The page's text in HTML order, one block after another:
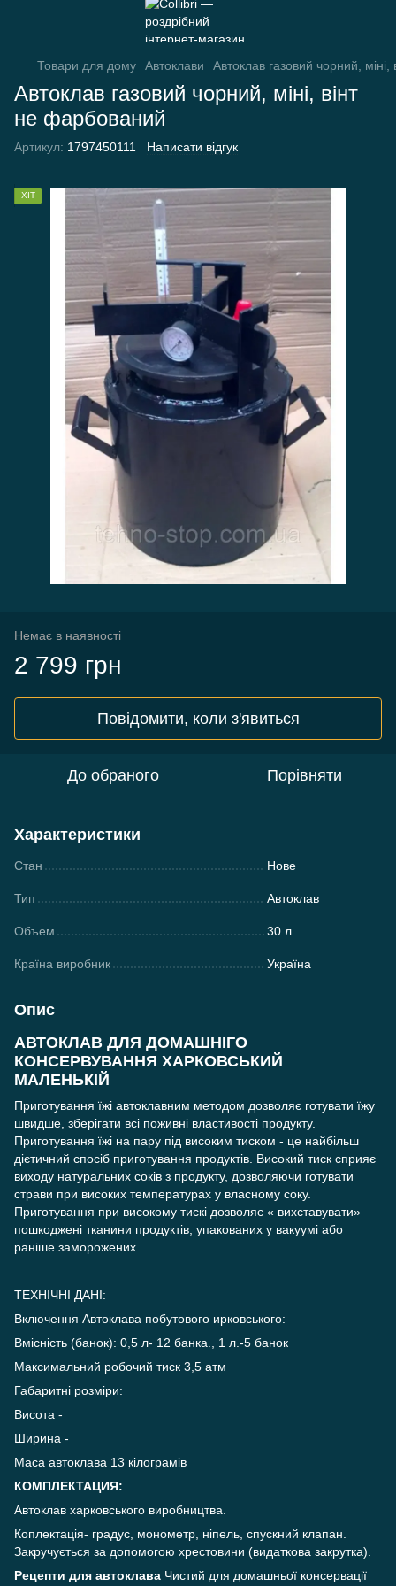
Товари для дому Автоклави Автоклав газовий чорний,
Автоклав газовий чорний, міні, вінт
не фарбований
Артикул: 1797450111 Написати відгук
ХІТ
Немає в наявності
2 799 грн
Повідомити, коли з'явиться
До обраного Порівняти
Характеристики
Стан Нове
Тип Автоклав
Объем 30 л
Країна виробник Україна
Опис
АВТОКЛАВ ДЛЯ ДОМАШНІГО
КОНСЕРВУВАННЯ ХАРКОВСЬКИЙ
МАЛЕНЬКІЙ
Приготування їжі автоклавним методом дозволяє готувати їжу
швидше, зберігати всі поживні властивості продукту.
Приготування їжі на пару під високим тиском - це найбільш
дієтичний спосіб приготування продуктів. Високий тиск сприяє
виходу натуральних соків з продукту, дозволяючи готувати
страви при високих температурах у власному соку.
Приготування при високому тискі дозволяє « вихставувати»
пошкоджені тканини продуктів, упакованих у вакуумі або
раніше заморожених.
ТЕХНІЧНІ ДАНІ:
Включення Автоклава побутового ирковського:
Вмісність (банок): 0,5 л- 12 банка., 1 л.-5 банок
Максимальний робочий тиск 3,5 атм
Габаритні розміри:
Висота -
Ширина -
Маса автоклава 13 кілограмів
КОМПЛЕКТАЦИЯ:
Автоклав харковського виробництва.
Коплектація- градус, монометр, ніпель, спускний клапан.
Закручується за допомогою хрестовини (видаткова закрутка).
Рецепти для автоклава Чистий для домашньої консервації